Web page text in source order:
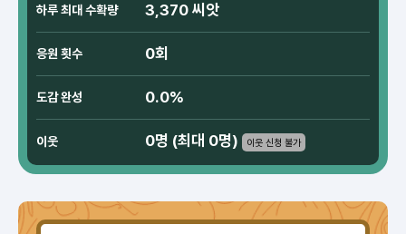
하루 최대 수확량 3,370 씨앗
응원 횟수 0회
도감 완성 0.0%
이웃 0명 (최대 0명) 이웃 신청 불가